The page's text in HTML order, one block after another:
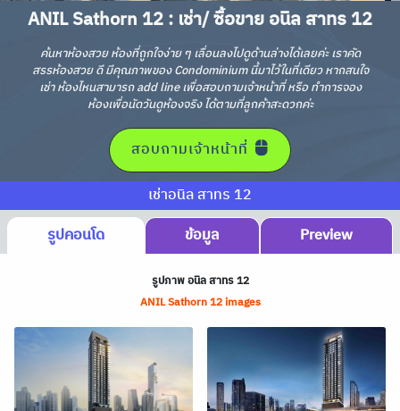
ANIL Sathorn 12 : เช่า/ ซื้อขาย อนิล สาทร 12
ค้นหาห้องสวย ห้องที่ถูกใจง่าย ๆ เลื่อนลงไปดูด้านล่างได้เลยค่ะ เราคัด
สรรห้องสวย ดี มีคุณภาพของ Condominium นี้มาไว้ในที่เดียว หากสนใจ
เช่า ห้องไหนสามารถ add line เพื่อสอบถามเจ้าหน้าที่ หรือ ทำการจอง
ห้องเพื่อนัดวันดูห้องจริง ได้ตามที่ลูกค้าสะดวกค่ะ
สอบถามเจ้าหน้าที่
เช่าอนิล สาทร 12
รูปคอนโด
ข้อมูล Preview
รูปภาพ อนิล สาทร 12
ANIL Sathorn 12 images